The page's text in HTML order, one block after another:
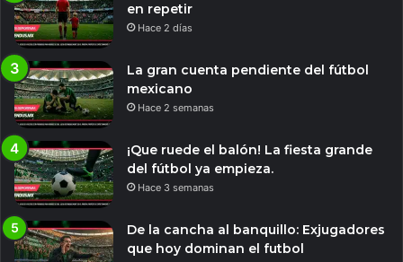
en repetir
Hace 2 días
La gran cuenta pendiente del fútbol
mexicano
Hace 2 semanas
¡Que ruede el balón! La fiesta grande
del fútbol ya empieza.
Hace 3 semanas
De la cancha al banquillo: Exjugadores
que hoy dominan el futbol